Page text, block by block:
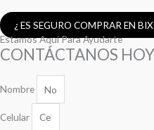
¿ ES SEGURO COMPRAR EN
Estamos Aquí Para Ayudarte
CONTÁCTANOS HOY
Nombre
Celular